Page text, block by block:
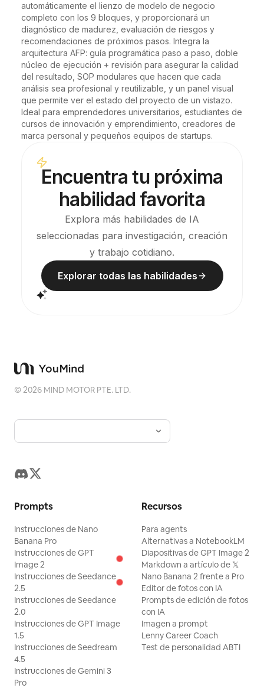
automáticamente el lienzo de modelo de negocio
completo con los 9 bloques, y proporcionará un
diagnóstico de madurez, evaluación de riesgos y
recomendaciones de próximos pasos. Integra la
arquitectura AFP: guía programática paso a paso, doble
núcleo de ejecución + revisión para asegurar la calidad
del resultado, SOP modulares que hacen que cada
análisis sea profesional y reutilizable, y un panel visual
que permite ver el estado del proyecto de un vistazo.
Ideal para emprendedores universitarios, estudiantes de
cursos de innovación y emprendimiento, creadores de
marca personal y pequeños equipos de startups.
Encuentra tu próxima
habilidad favorita
Explora más habilidades de IA
seleccionadas para investigación, creación
y trabajo cotidiano.
Explorar todas las habilidades
©2026 MIND MOTOR PTE. LTD.
Prompts
Instrucciones de Nano
Banana Pro
Instrucciones de GPT
Image 2
Instrucciones de Seedance
2.5
Instrucciones de Seedance
2.0
Instrucciones de GPT Image
1.5
Instrucciones de Seedream
4.5
Instrucciones de Gemini 3
Pro
Recursos
Para agents
Alternativas a NotebookLM
Diapositivas de GPT Image 2
Markdown a artículo de 𝕏
Nano Banana 2 frente a Pro
Editor de fotos con IA
Prompts de edición de fotos
con IA
Imagen a prompt
Lenny Career Coach
Test de personalidad ABTI